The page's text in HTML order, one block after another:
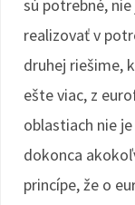
sú potrebné,
realizovať v
druhej riešime,
ešte viac, z
oblastiach nie
dokonca
princípe, že o